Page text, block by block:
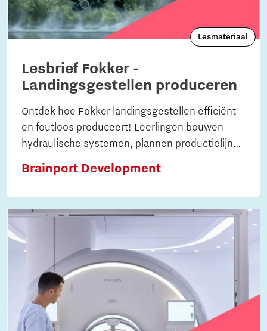
Lesmateriaal
Lesbrief Fokker -
Landingsgestellen produceren
Ontdek hoe Fokker landingsgestellen efficiënt
en foutloos produceert! Leerlingen bouwen
hydraulische systemen, plannen productielijnen
en analyseren hoe processen verbeterd
worden. Ideaal voor techniek en natuurkunde.
Brainport Development